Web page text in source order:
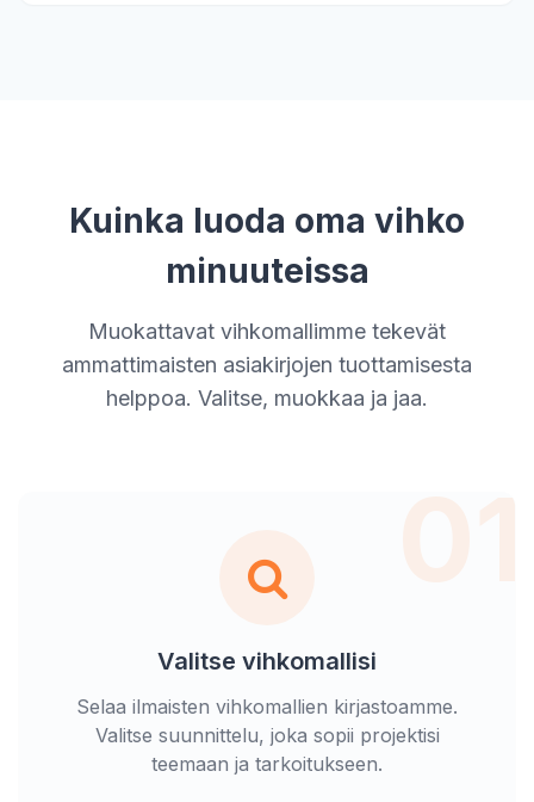
Kuinka luoda oma vihko
minuuteissa
Muokattavat vihkomallimme tekevät
ammattimaisten asiakirjojen tuottamisesta
helppoa. Valitse, muokkaa ja jaa.
Valitse vihkomallisi
Selaa ilmaisten vihkomallien kirjastoamme.
Valitse suunnittelu, joka sopii projektisi
teemaan ja tarkoitukseen.